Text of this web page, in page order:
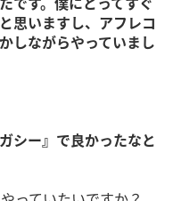
思いますし、アフレコ
しながらやっていまし
シー』で良かったなと